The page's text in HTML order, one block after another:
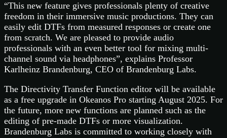
“This new feature gives professionals plenty of creative
freedom in their immersive music productions. They can
easily edit DTFs from measured responses or create one
from scratch. We are pleased to provide audio
professionals with an even better tool for mixing multi-
channel sound via headphones”, explains Professor
Karlheinz Brandenburg, CEO of Brandenburg Labs.
The Directivity Transfer Function editor will be available
as a free upgrade in Okeanos Pro starting August 2025. For
the future, more new functions are planned such as the
editing of pre-made DTFs or more visualization.
Brandenburg Labs is committed to working closely with